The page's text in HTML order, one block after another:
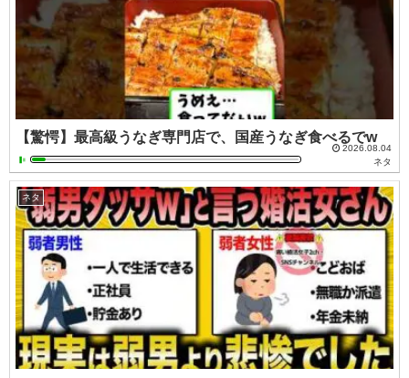
【驚愕】最高級うなぎ専門店で、国産うなぎ食べるでw
2026.08.04
ネタ
ネタ